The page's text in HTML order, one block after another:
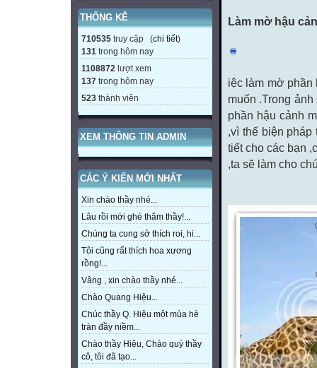
THỐNG KÊ
710535 truy cập (chi tiết)
131 trong hôm nay
1108872 lượt xem
137 trong hôm nay
523 thành viên
XEM THÔNG TIN ADMIN
CÁC Ý KIẾN MỚI NHẤT
Xin chào thầy nhé...
Lâu rồi mới ghé thăm thầy!...
Chúng ta cung sở thích roi, hi...
Tôi cũng rất thích hoa xương
rồng!...
Vâng , xin chào thầy nhé...
Chào Quang Hiệu...
Chúc thầy Q. Hiệu một mùa hè
tràn đầy niềm...
Chào thầy Hiệu, Chào quý thầy
cô, tôi đã tạo...
Làm mờ hậu
iệc làm mờ phần
muốn .Trong
phần hậu cảnh
,vì thế biện
tiết cho các bạn
,ta sẽ làm cho